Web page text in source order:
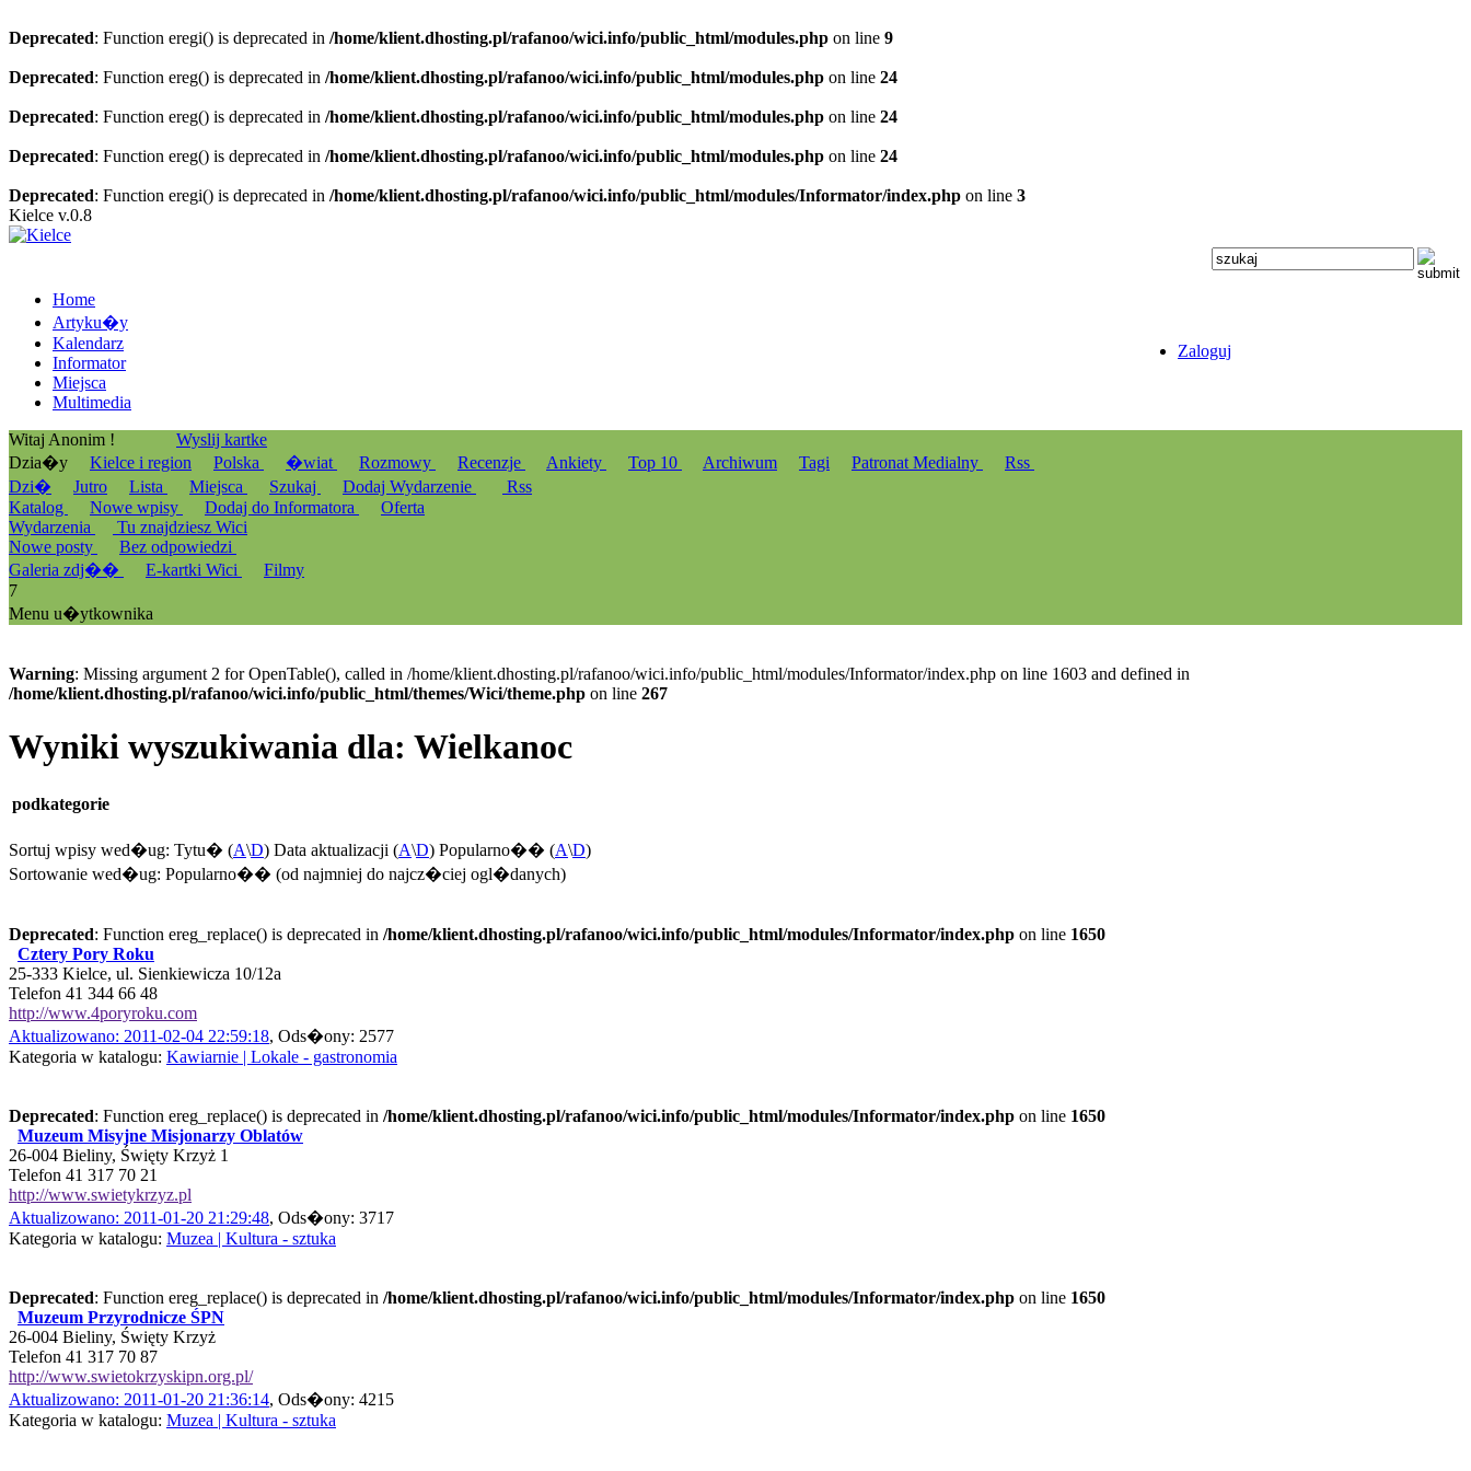
Deprecated: Function eregi() is deprecated in /home/klient.dhosting.pl/rafanoo/wici.info/public_html/modules.php on line 9
Deprecated: Function ereg() is deprecated in /home/klient.dhosting.pl/rafanoo/wici.info/public_html/modules.php on line 24
Deprecated: Function ereg() is deprecated in /home/klient.dhosting.pl/rafanoo/wici.info/public_html/modules.php on line 24
Deprecated: Function ereg() is deprecated in /home/klient.dhosting.pl/rafanoo/wici.info/public_html/modules.php on line 24
Deprecated: Function eregi() is deprecated in /home/klient.dhosting.pl/rafanoo/wici.info/public_html/modules/Informator/index.php on line 3
Kielce v.0.8
Home
Artyku�y
Kalendarz
Informator
Miejsca
Multimedia
Zaloguj
Witaj Anonim !
Wyslij kartke
Dzia�y
Kielce i region Polska �wiat Rozmowy Recenzje Ankiety Top 10 Archiwum Tagi Patronat Medialny
Rss
Dzi�
Jutro Lista Miejsca Szukaj Dodaj Wydarzenie
Rss
Katalog
Nowe wpisy Dodaj do Informatora
Oferta
Wydarzenia
Tu znajdziesz Wici
Nowe posty
Bez odpowiedzi
Galeria zdj��
E-kartki Wici
Filmy
7
Menu u�ytkownika
Warning: Missing argument 2 for OpenTable(), called in /home/klient.dhosting.pl/rafanoo/wici.info/public_html/modules/Informator/index.php on line 1603 and defined in
/home/klient.dhosting.pl/rafanoo/wici.info/public_html/themes/Wici/theme.php on line 267
Wyniki wyszukiwania dla: Wielkanoc
podkategorie
Sortuj wpisy wed�ug: Tytu� (A\D) Data aktualizacji (A\D) Popularno�� (A\D)
Sortowanie wed�ug: Popularno�� (od najmniej do najcz�ciej ogl�danych)
Deprecated: Function ereg_replace() is deprecated in /home/klient.dhosting.pl/rafanoo/wici.info/public_html/modules/Informator/index.php on line 1650
Cztery Pory Roku
25-333 Kielce, ul. Sienkiewicza 10/12a
Telefon 41 344 66 48
http://www.4poryroku.com
Aktualizowano: 2011-02-04 22:59:18, Ods�ony: 2577
Kategoria w katalogu: Kawiarnie | Lokale - gastronomia
Deprecated: Function ereg_replace() is deprecated in /home/klient.dhosting.pl/rafanoo/wici.info/public_html/modules/Informator/index.php on line 1650
Muzeum Misyjne Misjonarzy Oblatów
26-004 Bieliny, Święty Krzyż 1
Telefon 41 317 70 21
http://www.swietykrzyz.pl
Aktualizowano: 2011-01-20 21:29:48, Ods�ony: 3717
Kategoria w katalogu: Muzea | Kultura - sztuka
Deprecated: Function ereg_replace() is deprecated in /home/klient.dhosting.pl/rafanoo/wici.info/public_html/modules/Informator/index.php on line 1650
Muzeum Przyrodnicze ŚPN
26-004 Bieliny, Święty Krzyż
Telefon 41 317 70 87
http://www.swietokrzyskipn.org.pl/
Aktualizowano: 2011-01-20 21:36:14, Ods�ony: 4215
Kategoria w katalogu: Muzea | Kultura - sztuka